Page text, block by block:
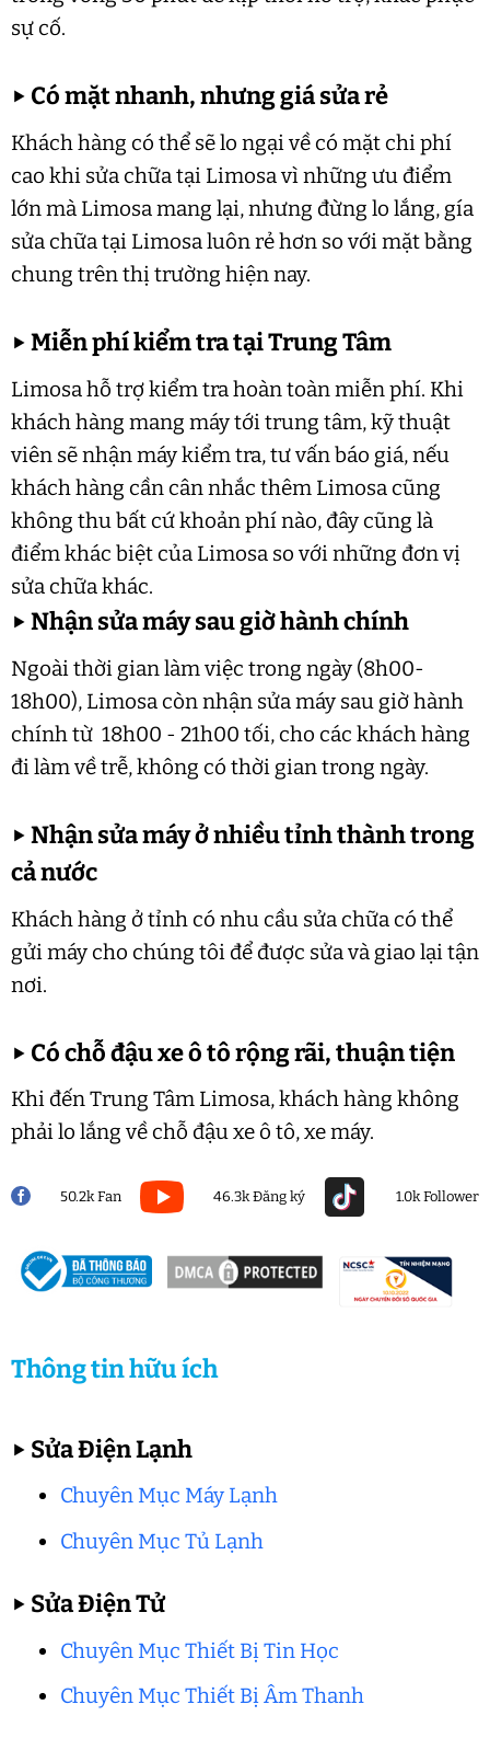
sự cố.
▶ Có mặt nhanh, nhưng giá sửa rẻ
Khách hàng có thể sẽ lo ngại về có mặt chi phí
cao khi sửa chữa tại Limosa vì những ưu điểm
lớn mà Limosa mang lại, nhưng đừng lo lắng, gía
sửa chữa tại Limosa luôn rẻ hơn so với mặt bằng
chung trên thị trường hiện nay.
▶Miễn phí kiểm tra tại Trung Tâm
Limosa hỗ trợ kiểm tra hoàn toàn miễn phí. Khi
khách hàng mang máy tới trung tâm, kỹ thuật
viên sẽ nhận máy kiểm tra, tư vấn báo giá, nếu
khách hàng cần cân nhắc thêm Limosa cũng
không thu bất cứ khoản phí nào, đây cũng là
điểm khác biệt của Limosa so với những đơn vị
sửa chữa khác.
▶Nhận sửa máy sau giờ hành chính
Ngoài thời gian làm việc trong ngày (8h00-
18h00), Limosa còn nhận sửa máy sau giờ hành
chính từ 18h00 - 21h00 tối, cho các khách hàng
đi làm về trễ, không có thời gian trong ngày.
▶Nhận sửa máy ở nhiều tỉnh thành trong
cả nước
Khách hàng ở tỉnh có nhu cầu sửa chữa có thể
gửi máy cho chúng tôi để được sửa và giao lại tận
nơi.
▶ Có chỗ đậu xe ô tô rộng rãi, thuận tiện
Khi đến Trung Tâm Limosa, khách hàng không
phải lo lắng về chỗ đậu xe ô tô, xe máy.
50.2k Fan 46.3k Đăng ký 1.0k Follower
Thông tin hữu ích
▶ Sửa Điện Lạnh
Chuyên Mục Máy Lạnh
Chuyên Mục Tủ Lạnh
▶ Sửa Điện Tử
Chuyên Mục Thiết Bị Tin Học
Chuyên Mục Thiết Bị Âm Thanh